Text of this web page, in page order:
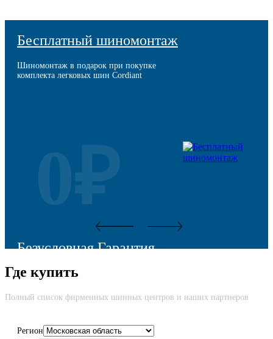
Бесплатный шиномонтаж
Шиномонтаж в подарок при покупке
комплекта легковых шин Cordiant
Безусловная Гарантия
Cкидка до 100% на новую шину вне зависимости от причины
возврата
Где купить
Полный список фирменных шинных центров и наших партнеров
Регион